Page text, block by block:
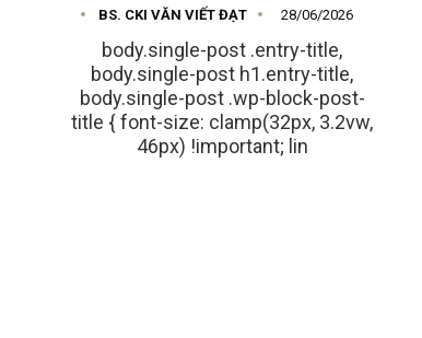
BS. CKI VĂN VIẾT ĐẠT 28/06/2026
body.single-post .entry-title,
body.single-post h1.entry-title,
body.single-post .wp-block-post-
title { font-size: clamp(32px, 3.2vw,
46px) !important; lin